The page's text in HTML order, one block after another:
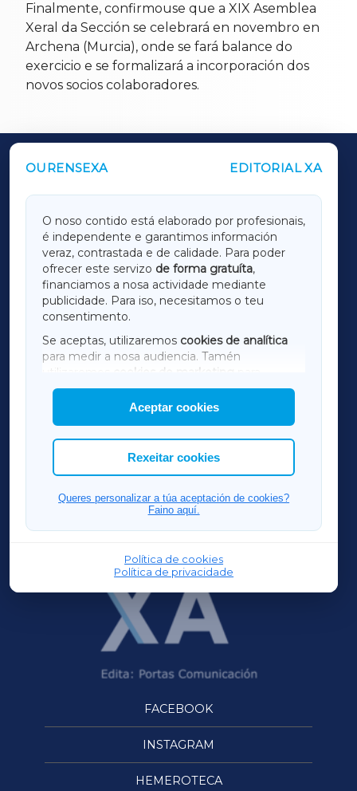
Finalmente, confirmouse que a XIX Asemblea
Xeral da Sección se celebrará en novembro en
Archena (Murcia), onde se fará balance do
exercicio e se formalizará a incorporación dos
novos socios colaboradores.
OURENSEXA EDITORIAL XA
O noso contido está elaborado por profesionais,
é independente e garantimos información
veraz, contrastada e de calidade. Para poder
ofrecer este servizo de forma gratuíta,
financiamos a nosa actividade mediante
publicidade. Para iso, necesitamos o teu
consentimento.
Se aceptas, utilizaremos cookies de analítica
para medir a nosa audiencia. Tamén
utilizaremos
cookies de marketing
mostrar publicidade de terceiros.
Así mesmo, podes personalizar a elección das
cookies que desexas permitir.
Aceptar cookies
Rexeitar cookies
Queres personalizar a túa aceptación de cookies?
Faino aquí.
Política de cookies
Política de privacidade
OUTROS PERIÓDICOS
LUGOXA
TERRACHAXA
AMARIÑAXA
RIBEIRASACRAXA
ACORUÑAXA
FERROLXA
OURENSEXA
FACEBOOK
INSTAGRAM
HEMEROTECA